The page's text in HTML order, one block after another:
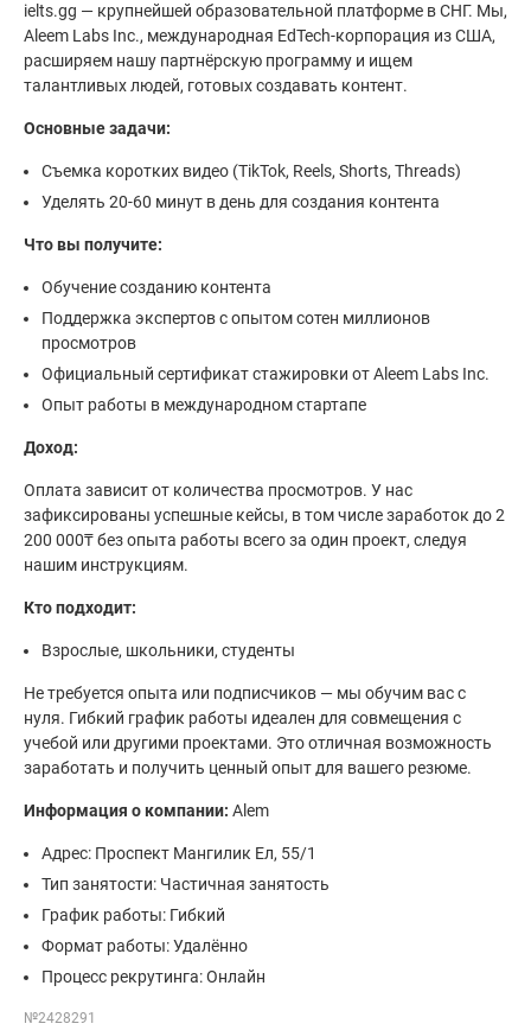
ielts.gg — крупнейшей образовательной платформе в СНГ. Мы,
Aleem Labs Inc., международная EdTech-корпорация из США,
расширяем нашу партнёрскую программу и ищем
талантливых людей, готовых создавать контент.
Основные задачи:
Съемка коротких видео (TikTok, Reels, Shorts, Threads)
Уделять 20-60 минут в день для создания контента
Что вы получите:
Обучение созданию контента
Поддержка экспертов с опытом сотен миллионов
просмотров
Официальный сертификат стажировки от Aleem Labs Inc.
Опыт работы в международном стартапе
Доход:
Оплата зависит от количества просмотров. У нас
зафиксированы успешные кейсы, в том числе заработок до 2
200 000₸ без опыта работы всего за один проект, следуя
нашим инструкциям.
Кто подходит:
Взрослые, школьники, студенты
Не требуется опыта или подписчиков — мы обучим вас с
нуля. Гибкий график работы идеален для совмещения с
учебой или другими проектами. Это отличная возможность
заработать и получить ценный опыт для вашего резюме.
Информация о компании: Alem
Адрес: Проспект Мангилик Ел, 55/1
Тип занятости: Частичная занятость
График работы: Гибкий
Формат работы: Удалённо
Процесс рекрутинга: Онлайн
№2428291